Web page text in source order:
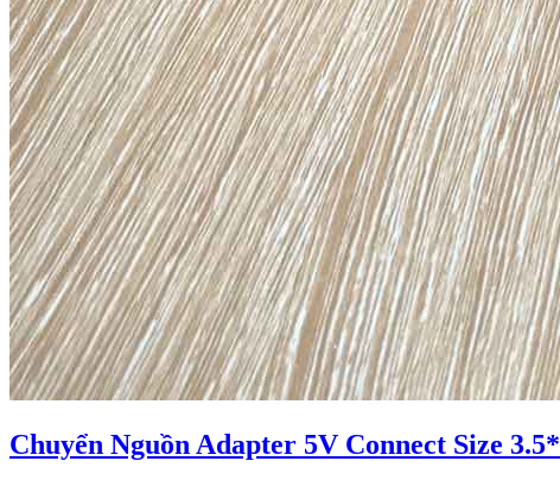
Chuyển Nguồn Adapter 5V Connect Size